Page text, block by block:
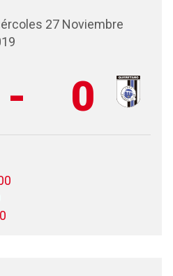
27 Noviembre
- 0